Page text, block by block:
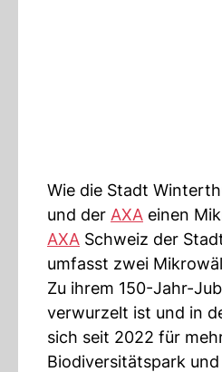
Wie die Stadt
und der AXA einen
AXA Schweiz der
umfasst zwei
Zu ihrem 150-Jahr-
verwurzelt ist und in
sich seit 2022 für
Biodiversitätspark